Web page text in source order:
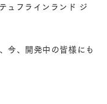
ュフラインランド ジ
今、開発中の皆様にも